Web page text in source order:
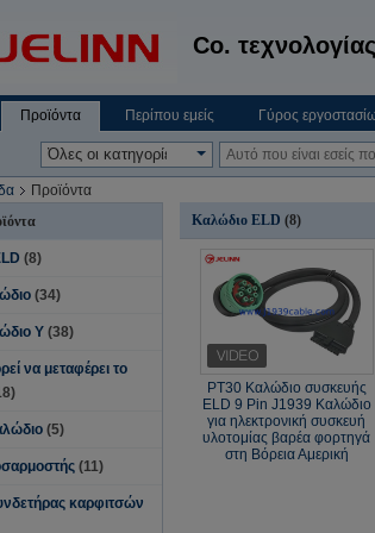
Co.
Προϊόντα Περίπου εμείς Γύρος
Προϊόντα
(8)
(34)
Υ (38)
να μεταφέρει το
(5)
(11)
καρφιτσών
Καλώδιο ELD (8)
PT30 Καλώδιο συσκευής
ELD 9 Pin J1939 Καλώδιο
για ηλεκτρονική συσκευή
υλοτομίας βαρέα φορτηγά
στη Βόρεια Αμερική